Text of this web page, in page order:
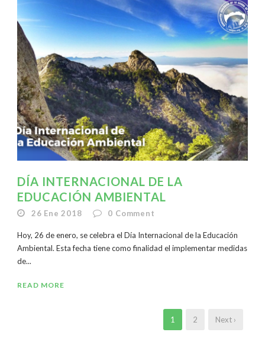
DÍA INTERNACIONAL DE LA
EDUCACIÓN AMBIENTAL
26 Ene 2018 0 Comment
Hoy, 26 de enero, se celebra el Día Internacional de la Educación
Ambiental. Esta fecha tiene como finalidad el implementar medidas
de...
READ MORE
1 2 Next ›